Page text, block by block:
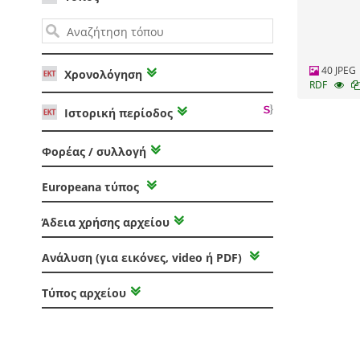
Χρονολόγηση
Ιστορική περίοδος
Φορέας / συλλογή
Europeana τύπος
Άδεια χρήσης αρχείου
Ανάλυση (για εικόνες, video ή PDF)
Τύπος αρχείου
40 JPEG
RDF